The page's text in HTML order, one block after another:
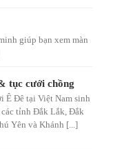
giúp bạn xem màn
tục cưới chồng
Ê Đê tại Việt Nam sinh
tỉnh Đắk Lắk, Đắk
Yên và Khánh [...]